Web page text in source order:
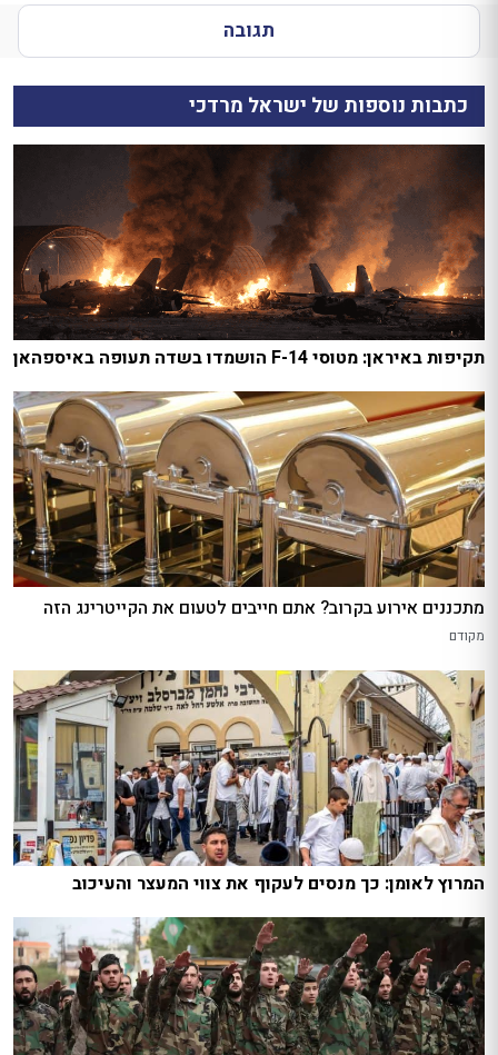
תגובה
כתבות נוספות של ישראל מרדכי
תקיפות באיראן: מטוסי F-14 הושמדו בשדה תעופה באיספהאן
מתכננים אירוע בקרוב? אתם חייבים לטעום את הקייטרינג הזה
מקודם
המרוץ לאומן: כך מנסים לעקוף את צווי המעצר והעיכוב